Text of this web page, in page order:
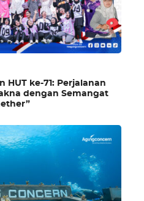
HUT ke-71: Perjalanan
dengan Semangat